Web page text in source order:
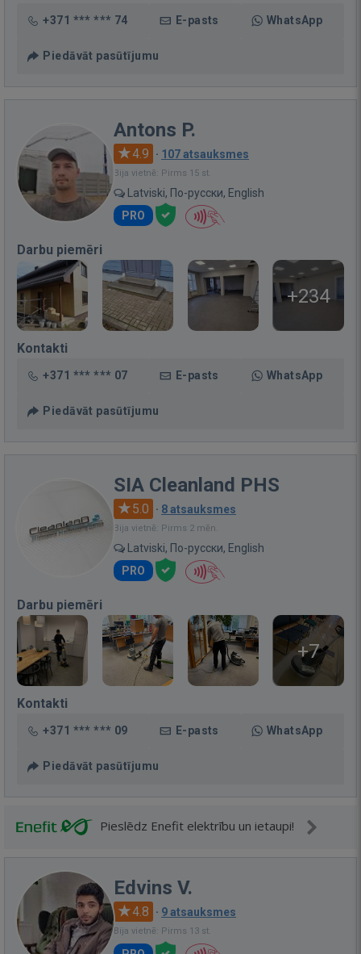
+371 *** *** 74 E-pasts WhatsApp
Piedāvāt pasūtījumu
Antons P.
4.9 · 107 atsauksmes
Bija vietnē: Pirms 15 st.
Latviski, По-русски, English
PRO
Darbu piemēri
+234
Kontakti
+371 *** *** 07 E-pasts WhatsApp
Piedāvāt pasūtījumu
SIA Cleanland PHS
5.0 · 8 atsauksmes
Bija vietnē: Pirms 2 mēn.
Latviski, По-русски, English
PRO
Darbu piemēri
+7
Kontakti
+371 *** *** 09 E-pasts WhatsApp
Piedāvāt pasūtījumu
Pieslēdz Enefit elektrību un ietaupi!
Edvins V.
4.8 · 9 atsauksmes
Bija vietnē: Pirms 13 st.